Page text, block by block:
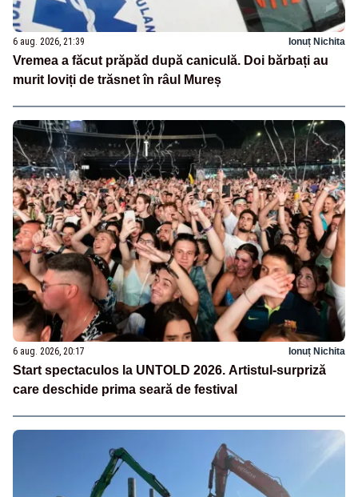
6 aug. 2026, 21:39 Ionuț Nichita
Vremea a făcut prăpăd după caniculă. Doi bărbați au
murit loviți de trăsnet în râul Mureș
6 aug. 2026, 20:17 Ionuț Nichita
Start spectaculos la UNTOLD 2026. Artistul-surpriză
care deschide prima seară de festival